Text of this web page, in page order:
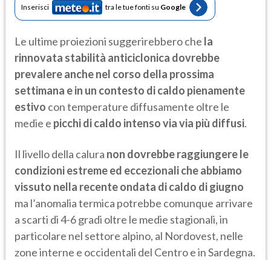
Inserisci tra le tue fonti su Google
Le ultime proiezioni suggerirebbero che la
rinnovata stabilità anticiclonica dovrebbe
prevalere anche nel corso della prossima
settimana e in un contesto di caldo pienamente
estivo con temperature diffusamente oltre le
medie e picchi di caldo intenso via via più diffusi.
Il livello della calura non dovrebbe raggiungere le
condizioni estreme ed eccezionali che abbiamo
vissuto nella recente ondata di caldo di giugno
ma l’anomalia termica potrebbe comunque arrivare
a scarti di 4-6 gradi oltre le medie stagionali, in
particolare nel settore alpino, al Nordovest, nelle
zone interne e occidentali del Centro e in Sardegna.